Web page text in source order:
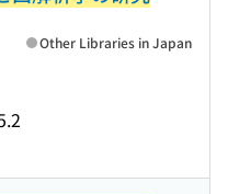
Other Libraries in Japan